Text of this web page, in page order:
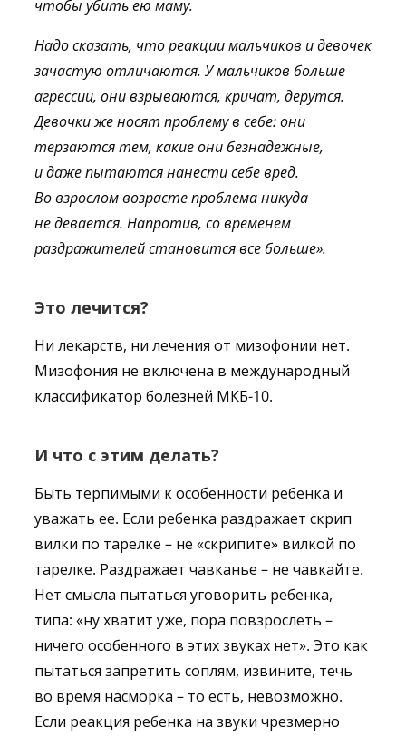
чтобы убить ею маму.
Надо сказать, что реакции мальчиков и девочек
зачастую отличаются. У мальчиков больше
агрессии, они взрываются, кричат, дерутся.
Девочки же носят проблему в себе: они
терзаются тем, какие они безнадежные,
и даже пытаются нанести себе вред.
Во взрослом возрасте проблема никуда
не девается. Напротив, со временем
раздражителей становится все больше».
Это лечится?
Ни лекарств, ни лечения от мизофонии нет.
Мизофония не включена в международный
классификатор болезней МКБ-10.
И что с этим делать?
Быть терпимыми к особенности ребенка и
уважать ее. Если ребенка раздражает скрип
вилки по тарелке – не «скрипите» вилкой по
тарелке. Раздражает чавканье – не чавкайте.
Нет смысла пытаться уговорить ребенка,
типа: «ну хватит уже, пора повзрослеть –
ничего особенного в этих звуках нет». Это как
пытаться запретить соплям, извините, течь
во время насморка – то есть, невозможно.
Если реакция ребенка на звуки чрезмерно